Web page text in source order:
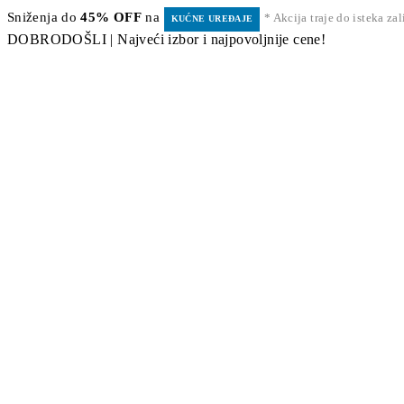
Sniženja do45% OFF na KUĆNE UREĐAJE * Akcija traje do isteka
DOBRODOŠLI | Najveći izbor i najpovoljnije cene!